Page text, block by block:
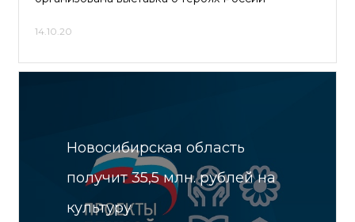
14.10.20
Новосибирская область
получит 35,5 млн. рублей на
культуру